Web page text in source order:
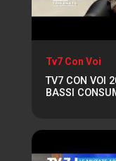
Tv7 Con Voi
TV7 CON VOI
BASSI